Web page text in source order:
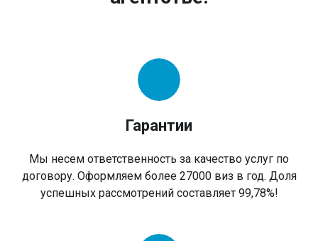
Гарантии
Мы несем ответственность за качество услуг по
договору. Оформляем более 27000 виз в год. Доля
успешных рассмотрений составляет 99,78%!